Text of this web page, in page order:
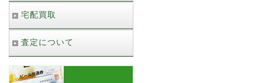
宅配買取
査定について